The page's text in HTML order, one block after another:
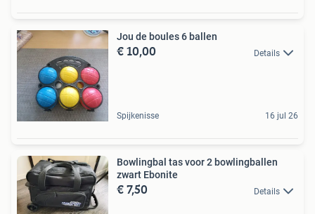
Jou de boules 6 ballen
€ 10,00 Details
Spijkenisse 16 jul 26
Bowlingbal tas voor 2 bowlingballen
zwart Ebonite
€ 7,50 Details